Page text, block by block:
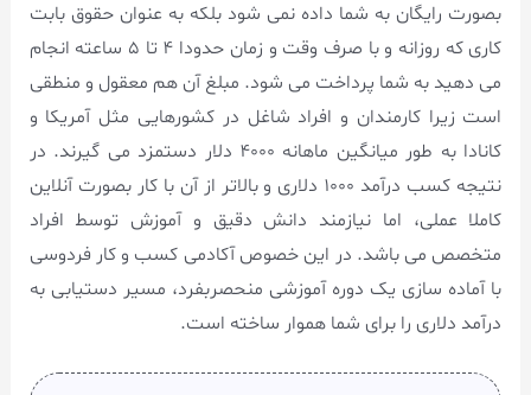
بصورت رایگان به شما داده نمی شود بلکه به عنوان حقوق بابت
کاری که روزانه و با صرف وقت و زمان حدودا ۴ تا ۵ ساعته انجام
می دهید به شما پرداخت می شود. مبلغ آن هم معقول و منطقی
است زیرا کارمندان و افراد شاغل در کشورهایی مثل آمریکا و
کانادا به طور میانگین ماهانه ۴۰۰۰ دلار دستمزد می گیرند. در
نتیجه کسب درآمد ۱۰۰۰ دلاری و بالاتر از آن با کار بصورت آنلاین
کاملا عملی، اما نیازمند دانش دقیق و آموزش توسط افراد
متخصص می باشد. در این خصوص آکادمی کسب و کار فردوسی
با آماده سازی یک دوره آموزشی منحصربفرد، مسیر دستیابی به
درآمد دلاری را برای شما هموار ساخته است.